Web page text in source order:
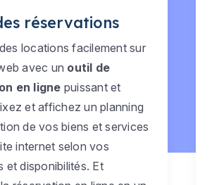
réservations
locations facilement sur
avec un outil de
en ligne puissant et
et affichez un planning
de vos biens et services
internet selon vos
et disponibilités. Et